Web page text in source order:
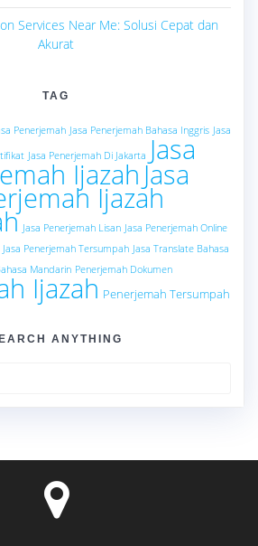
Services Near Me: Solusi Cepat dan
Akurat
TAG
Penerjemah Jasa Penerjemah Bahasa Inggris Jasa
Jasa Penerjemah Di Jakarta Jasa
Ijazah Jasa
Ijazah
Jasa Penerjemah Lisan Jasa Penerjemah Online
Jasa Penerjemah Tersumpah Jasa Translate Bahasa
Mandarin Penerjemah Dokumen
Ijazah Penerjemah Tersumpah
ANYTHING